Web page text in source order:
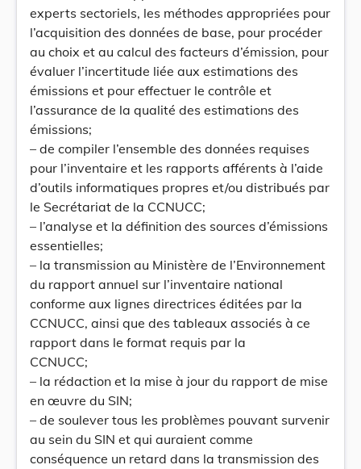
experts sectoriels, les méthodes appropriées pour
l’acquisition des données de base, pour procéder
au choix et au calcul des facteurs d’émission, pour
évaluer l’incertitude liée aux estimations des
émissions et pour effectuer le contrôle et
l’assurance de la qualité des estimations des
émissions;
– de compiler l’ensemble des données requises
pour l’inventaire et les rapports afférents à l’aide
d’outils informatiques propres et/ou distribués par
le Secrétariat de la CCNUCC;
– l’analyse et la définition des sources d’émissions
essentielles;
– la transmission au Ministère de l’Environnement
du rapport annuel sur l’inventaire national
conforme aux lignes directrices éditées par la
CCNUCC, ainsi que des tableaux associés à ce
rapport dans le format requis par la
CCNUCC;
– la rédaction et la mise à jour du rapport de mise
en œuvre du SIN;
– de soulever tous les problèmes pouvant survenir
au sein du SIN et qui auraient comme
conséquence un retard dans la transmission des